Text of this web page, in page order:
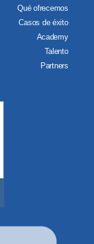
Qué ofrecemos
Casos de éxito
Academy
Talento
Partners